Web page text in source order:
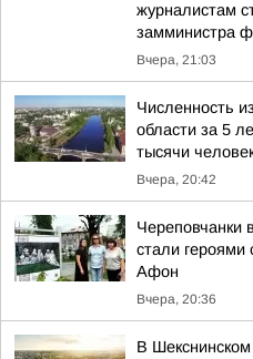
журналистам
замминистра
Вчера, 21:03
Численность
области за 5
тысячи
Вчера, 20:42
Череповчанки
стали героями
Афон
Вчера, 20:36
В Шекснинском